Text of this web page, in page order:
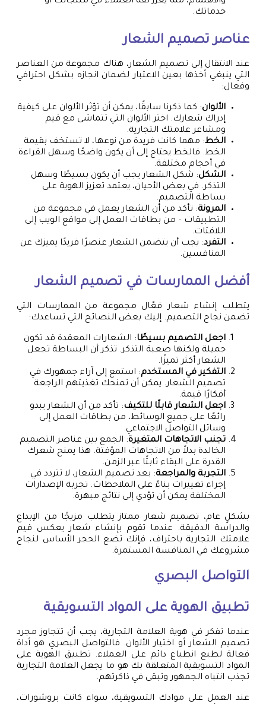
خدماتك.
عناصر تصميم الشعار
عند الانتقال إلى تصميم الشعار، هناك مجموعة من العناصر
التي ينبغي أخذها بعين الاعتبار لضمان انجازه بشكل احترافي
وفعال:
الألوان: كما ذكرنا سابقًا، يمكن أن تؤثر الألوان على كيفية
إدراك شعارك. اختر الألوان التي تتماشى مع قيم
ومشاعر علامتك التجارية.
الخط: مهما كانت فريدة من نوعها، لا تستخف بقيمة
الخط. فالخط يحتاج إلى أن يكون واضحًا وسهل القراءة
في أحجام مختلفة.
الشكل: شكل الشعار يجب أن يكون بسيطًا وسهل
التذكر. في بعض الأحيان، يعتمد تعزيز الهوية على
بساطة التصميم.
المرونة: تأكد من أن الشعار يعمل في مجموعة من
التطبيقات – من بطاقات العمل إلى مواقع الويب إلى
اللافتات.
التفرد: يجب أن يتضمن الشعار عنصرًا فريدًا يميزك عن
المنافسين.
أفضل الممارسات في تصميم الشعار
يتطلب إنشاء شعار فعّال مجموعة من الممارسات التي
تضمن نجاح التصميم. إليك بعض النصائح التي تساعدك:
اجعل التصميم بسيطًا: الشعارات المعقدة قد تكون
جميلة ولكنها صعبة التذكر. تذكر أن البساطة تجعل
الشعار أكثر تميزًا.
التفكير في المستخدم: استمع إلى آراء جمهورك في
تصميم الشعار. يمكن أن تمنحك تغذيتهم الراجعة
أفكارًا قيمة.
اجعل الشعار قابلًا للتكيف: تأكد من أن الشعار يبدو
رائعًا على جميع الوسائط، من بطاقات العمل إلى
وسائل التواصل الاجتماعي.
تجنب الاتجاهات المتغيرة: الجمع بين عناصر التصميم
الخالدة بدلاً من الاتجاهات المؤقتة. هذا يمنح شعرك
القدرة على البقاء ثابتًا عبر الزمن.
التجربة والمراجعة: بعد تصميم الشعار، لا تتردد في
إجراء تغييرات بناءً على الملاحظات. تجربة الإصدارات
المختلفة يمكن أن تؤدي إلى نتائج مبهرة.
بشكلٍ عام، تصميم شعار ممتاز يتطلب مزيجًا من الإبداع
والدراسة الدقيقة. عندما تقوم بإنشاء شعار يعكس قيم
علامتك التجارية باحتراف، فإنك تضع الحجر الأساس لنجاح
مشروعك في المنافسة المستمرة.
التواصل البصري
تطبيق الهوية على المواد التسويقية
عندما تفكر في هوية العلامة التجارية، يجب أن تتجاوز مجرد
تصميم الشعار أو اختيار الألوان. فالتواصل البصري هو أداة
فعالة لطبع انطباع دائم على العملاء. تطبيق الهوية على
المواد التسويقية المتعلقة بك هو ما يجعل العلامة التجارية
تجذب انتباه الجمهور وتبقى في ذاكرتهم.
عند العمل على موادك التسويقية، سواء كانت بروشورات،